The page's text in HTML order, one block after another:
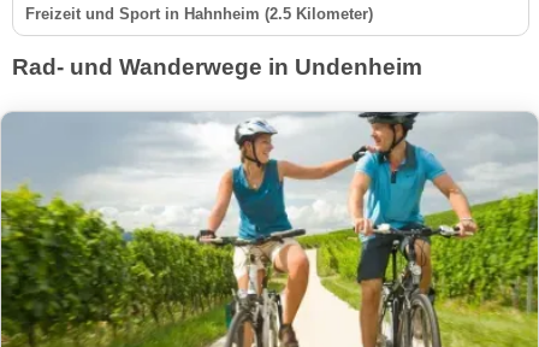
Freizeit und Sport in Hahnheim (2.5 Kilometer)
Rad- und Wanderwege in Undenheim